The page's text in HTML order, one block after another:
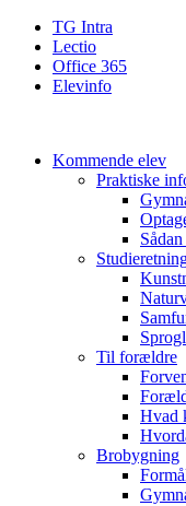
TG Intra
Lectio
Office 365
Elevinfo
Kommende elev
Praktiske
Til forældre
Hvad
Brobygning